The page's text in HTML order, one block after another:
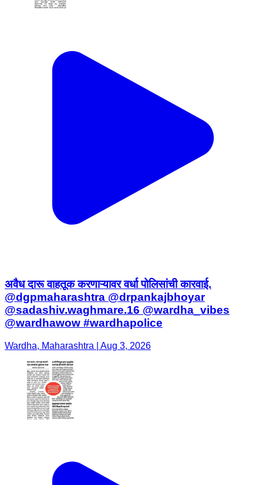
अवैध दारू वाहतूक करणाऱ्यावर वर्धा पोलिसांची कारवाई.
@dgpmaharashtra @drpankajbhoyar
@sadashiv.waghmare.16 @wardha_vibes
@wardhawow #wardhapolice
Wardha, Maharashtra | Aug 3, 2026